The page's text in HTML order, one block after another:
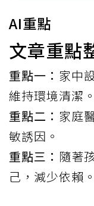
AI重點
文章重點
重點一： 家中
維持環境清潔。
重點二： 家庭
敏誘因。
重點三： 隨著
己，減少依賴。